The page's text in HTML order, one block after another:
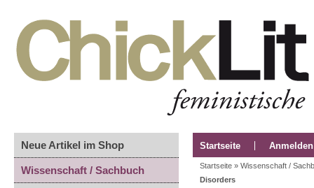
Neue Artikel im Shop
Wissenschaft / Sachbuch
Startseite Anmelden
Startseite » Wissenschaft /
Disorders